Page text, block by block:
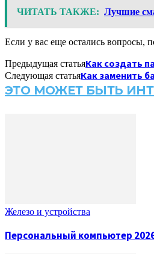
ЧИТАТЬ ТАКЖЕ: Лучшие
Если у вас еще остались вопросы,
Предыдущая статьяКак создать
Следующая статьяКак заменить
ЭТО МОЖЕТ БЫТЬ
Железо и устройства
Персональный компьютер